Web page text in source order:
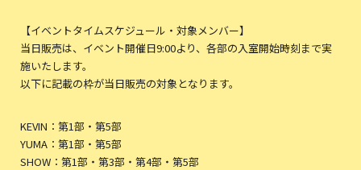
【イベントタイムスケジュール・対象メンバー】
当日販売は、イベント開催日9:00より、各部の入室開始時刻まで実
施いたします。
以下に記載の枠が当日販売の対象となります。
KEVIN：第1部・第5部
YUMA：第1部・第5部
SHOW：第1部・第3部・第4部・第5部